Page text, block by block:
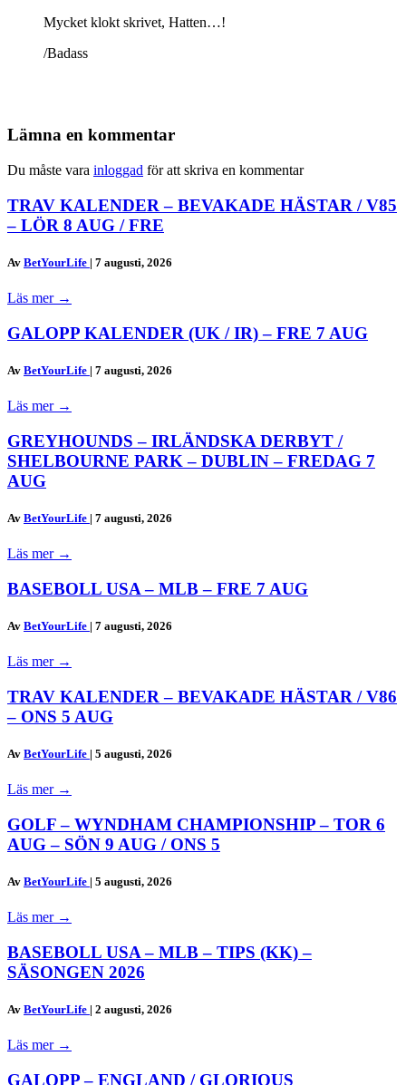
Mycket klokt skrivet, Hatten…!
/Badass
Lämna en kommentar
Du måste vara inloggad för att skriva en kommentar
TRAV KALENDER – BEVAKADE HÄSTAR / V85
– LÖR 8 AUG / FRE
Av BetYourLife | 7 augusti, 2026
Läs mer →
GALOPP KALENDER (UK / IR) – FRE 7 AUG
Av BetYourLife | 7 augusti, 2026
Läs mer →
GREYHOUNDS – IRLÄNDSKA DERBYT /
SHELBOURNE PARK – DUBLIN – FREDAG 7
AUG
Av BetYourLife | 7 augusti, 2026
Läs mer →
BASEBOLL USA – MLB – FRE 7 AUG
Av BetYourLife | 7 augusti, 2026
Läs mer →
TRAV KALENDER – BEVAKADE HÄSTAR / V86
– ONS 5 AUG
Av BetYourLife | 5 augusti, 2026
Läs mer →
GOLF – WYNDHAM CHAMPIONSHIP – TOR 6
AUG – SÖN 9 AUG / ONS 5
Av BetYourLife | 5 augusti, 2026
Läs mer →
BASEBOLL USA – MLB – TIPS (KK) –
SÄSONGEN 2026
Av BetYourLife | 2 augusti, 2026
Läs mer →
GALOPP – ENGLAND / GLORIOUS